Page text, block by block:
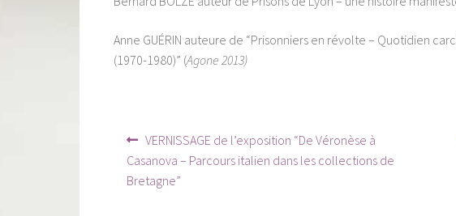
Anne GUÉRIN auteure de “Prisonniers en révolte – Quotidien
(1970-1980)” (Agone 2013)
Navigation
de
l’article
Article
précédent :
VERNISSAGE de l’exposition “De Véronèse à
Casanova – Parcours italien dans les collections de
Bretagne”